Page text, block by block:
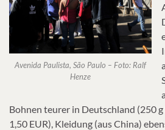
Avenida Paulista, São Paulo – Foto: Ralf
Henze
Bohnen teurer in Deutschland (250
1,50 EUR), Kleidung (aus China)